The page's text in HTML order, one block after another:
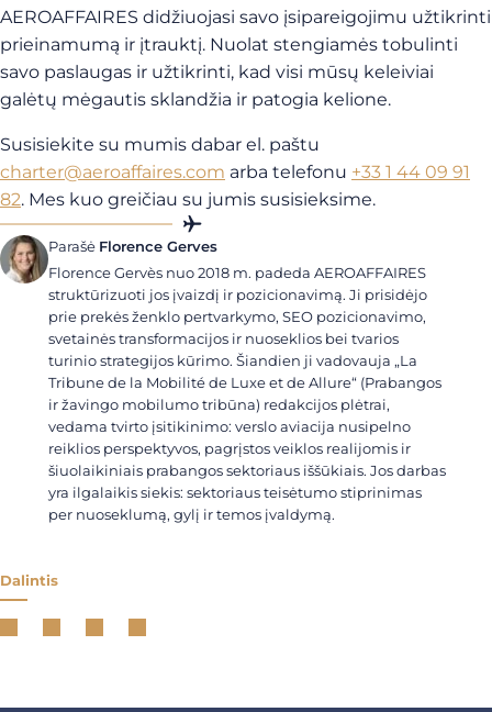
AEROAFFAIRES didžiuojasi savo įsipareigojimu užtikrinti
prieinamumą ir įtrauktį. Nuolat stengiamės tobulinti
savo paslaugas ir užtikrinti, kad visi mūsų keleiviai
galėtų mėgautis sklandžia ir patogia kelione.
Susisiekite su mumis dabar el. paštu
charter@aeroaffaires.com arba telefonu +33 1 44 09 91
82. Mes kuo greičiau su jumis susisieksime.
Parašė Florence Gerves
Florence Gervès nuo 2018 m. padeda AEROAFFAIRES
struktūrizuoti jos įvaizdį ir pozicionavimą. Ji prisidėjo
prie prekės ženklo pertvarkymo, SEO pozicionavimo,
svetainės transformacijos ir nuoseklios bei tvarios
turinio strategijos kūrimo. Šiandien ji vadovauja „La
Tribune de la Mobilité de Luxe et de Allure“ (Prabangos
ir žavingo mobilumo tribūna) redakcijos plėtrai,
vedama tvirto įsitikinimo: verslo aviacija nusipelno
reiklios perspektyvos, pagrįstos veiklos realijomis ir
šiuolaikiniais prabangos sektoriaus iššūkiais. Jos darbas
yra ilgalaikis siekis: sektoriaus teisėtumo stiprinimas
per nuoseklumą, gylį ir temos įvaldymą.
Dalintis